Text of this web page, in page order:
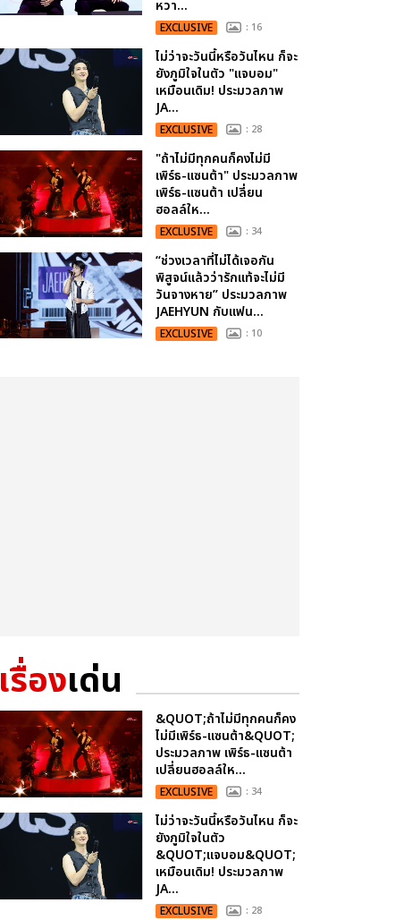
หวา...
EXCLUSIVE : 16
ไม่ว่าจะวันนี้หรือวันไหน ก็จะ
ยังภูมิใจในตัว "แจบอม"
เหมือนเดิม! ประมวลภาพ
JA...
EXCLUSIVE : 28
"ถ้าไม่มีทุกคนก็คงไม่มี
เพิร์ธ-แซนต้า" ประมวลภาพ
เพิร์ธ-แซนต้า เปลี่ยน
ฮอลล์ให...
EXCLUSIVE : 34
“ช่วงเวลาที่ไม่ได้เจอกัน
พิสูจน์แล้วว่ารักแท้จะไม่มี
วันจางหาย” ประมวลภาพ
JAEHYUN กับแฟน...
EXCLUSIVE : 10
เรื่องเด่น
&QUOT;ถ้าไม่มีทุกคนก็คง
ไม่มีเพิร์ธ-แซนต้า&QUOT;
ประมวลภาพ เพิร์ธ-แซนต้า
เปลี่ยนฮอลล์ให...
EXCLUSIVE : 34
ไม่ว่าจะวันนี้หรือวันไหน ก็จะ
ยังภูมิใจในตัว
&QUOT;แจบอม&QUOT;
เหมือนเดิม! ประมวลภาพ
JA...
EXCLUSIVE : 28